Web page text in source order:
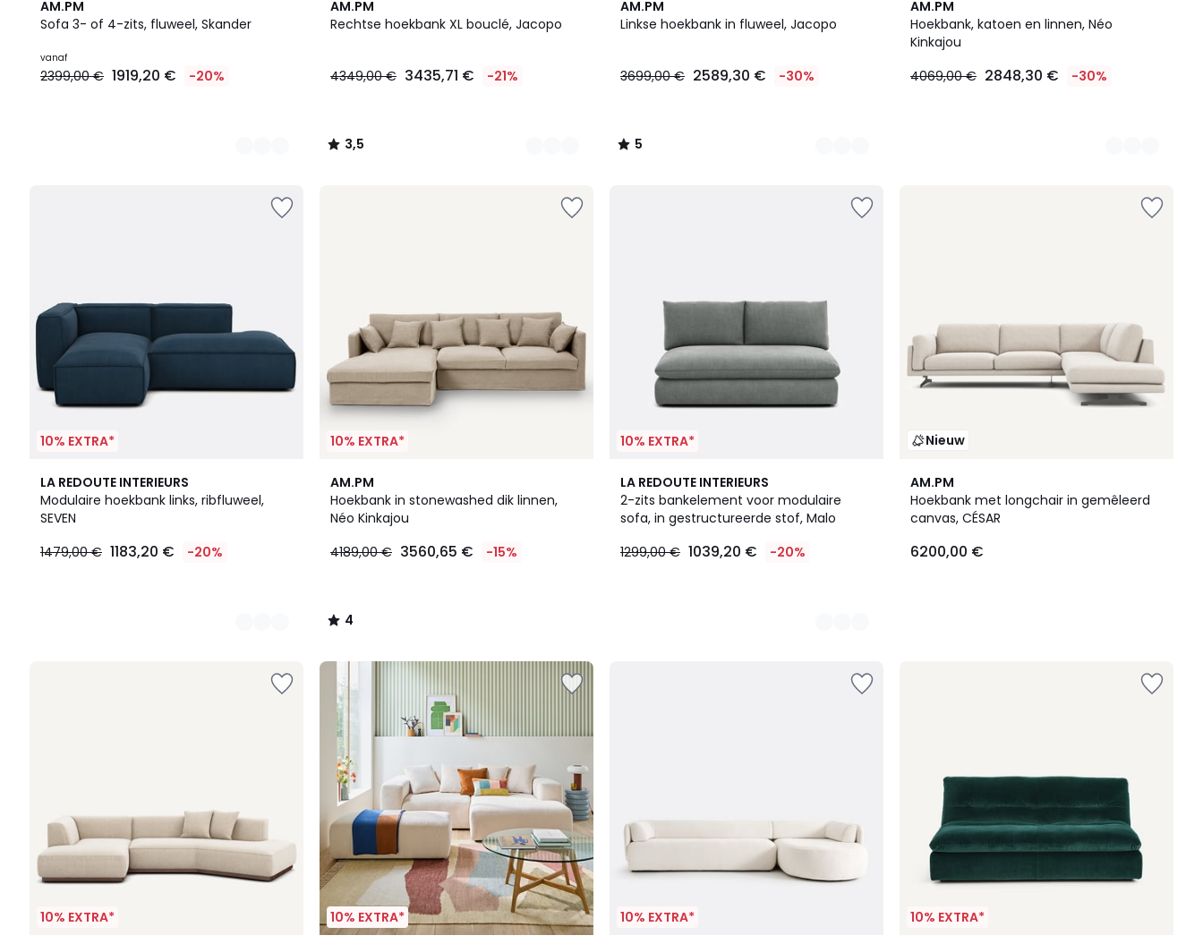
AM.PM
Sofa 3- of 4-zits, fluweel, Skander
vanaf
2399,00 € 1919,20 € -20%
15
Kleuren
AM.PM
Rechtse hoekbank XL bouclé, Jacopo
4349,00 € 3435,71 € -21%
3,5
/ 5
3
Kleuren
3,5
/
AM.PM
Linkse hoekbank in fluweel, Jacopo
3699,00 € 2589,30 € -30%
5
/
15
Kleuren
5
/
AM.PM
Hoekbank, katoen en linnen, Néo
Kinkajou
4069,00 € 2848,30 € -30%
4
Kleuren
10% EXTRA*
LA REDOUTE INTERIEURS
Modulaire hoekbank links, ribfluweel,
SEVEN
1479,00 € 1183,20 € -20%
5
Kleuren
10% EXTRA*
AM.PM
Hoekbank in stonewashed dik linnen,
Néo Kinkajou
4189,00 € 3560,65 € -15%
4
/
5
4
/
10% EXTRA*
LA REDOUTE INTERIEURS
2-zits bankelement voor modulaire
sofa, in gestructureerde stof, Malo
1299,00 € 1039,20 € -20%
5
Kleuren
Nieuw
AM.PM
Hoekbank met longchair in gemêleerd
canvas, CÉSAR
6200,00 €
10% EXTRA* 10% EXTRA* 10% EXTRA* 10% EXTRA*